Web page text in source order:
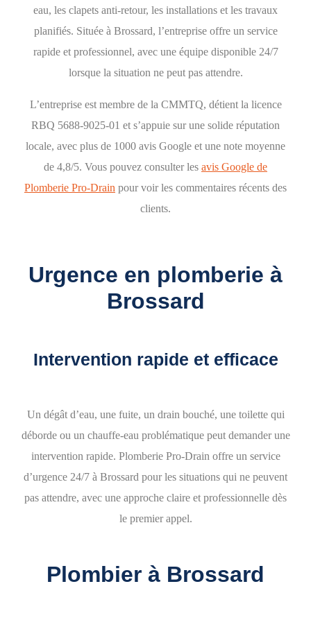
eau, les clapets anti-retour, les installations et les travaux
planifiés. Située à Brossard, l’entreprise offre un service
rapide et professionnel, avec une équipe disponible 24/7
lorsque la situation ne peut pas attendre.
L’entreprise est membre de la CMMTQ, détient la licence
RBQ 5688-9025-01 et s’appuie sur une solide réputation
locale, avec plus de 1000 avis Google et une note moyenne
de 4,8/5. Vous pouvez consulter les avis Google de
Plomberie Pro-Drain pour voir les commentaires récents des
clients.
Urgence en plomberie à
Brossard
Intervention rapide et efficace
Un dégât d’eau, une fuite, un drain bouché, une toilette qui
déborde ou un chauffe-eau problématique peut demander une
intervention rapide. Plomberie Pro-Drain offre un service
d’urgence 24/7 à Brossard pour les situations qui ne peuvent
pas attendre, avec une approche claire et professionnelle dès
le premier appel.
Plombier à Brossard